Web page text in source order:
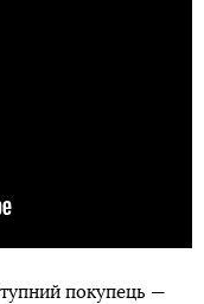
покупець —